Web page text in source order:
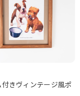
付きヴィンテージ風ポ